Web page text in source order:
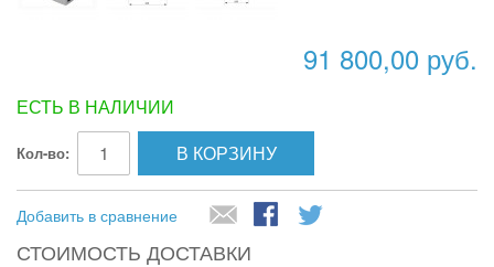
91 800,00 руб.
ЕСТЬ В НАЛИЧИИ
Кол-во: В КОРЗИНУ
Добавить в сравнение
СТОИМОСТЬ ДОСТАВКИ